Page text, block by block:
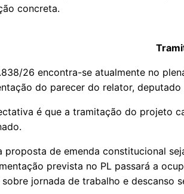
concreta.
26 encontra-se atualmente no
do parecer do relator, deputado
é que a tramitação do projeto
proposta de emenda constitucional
prevista no PL passará a
sobre jornada de trabalho e descanso